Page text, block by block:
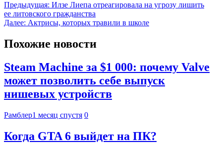
Предыдущая: Илзе Лиепа отреагировала на угрозу лишить
ее литовского гражданства
Далее: Актрисы, которых травили в школе
Похожие новости
Steam Machine за $1 000: почему Valve
может позволить себе выпуск
нишевых устройств
Рамблер1 месяц спустя 0
Когда GTA 6 выйдет на ПК?